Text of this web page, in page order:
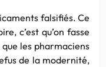
falsifiés. Ce
c’est qu’on fasse
les pharmaciens
de la modernité,